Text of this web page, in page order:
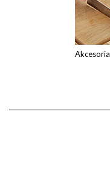
Akcesoria